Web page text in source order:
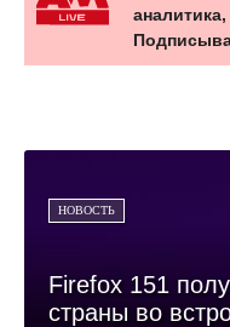
НОВОСТЬ
Firefox 151
страны во